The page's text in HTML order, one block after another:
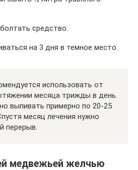
средство.
на 3 дня в темное место.
использовать от
месяца трижды в день.
выпивать примерно по 20-25
месяц лечения нужно
перерыв.
медвежьей желчью